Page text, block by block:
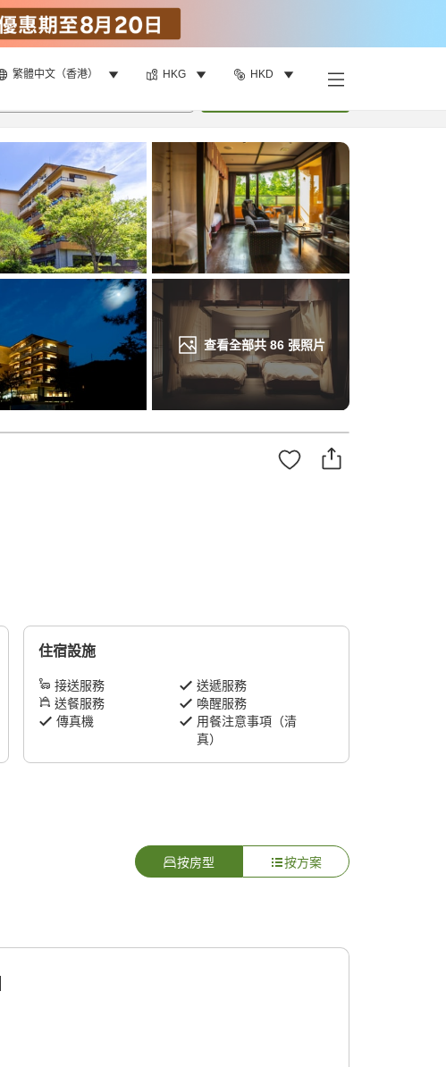
繁體中文（香港） HKG HKD
查看全部共 86張照片
住宿設施
接送服務
送遞服務
送餐服務
喚醒服務
傳真機
用餐注意事項（清
真）
按房型 按方案